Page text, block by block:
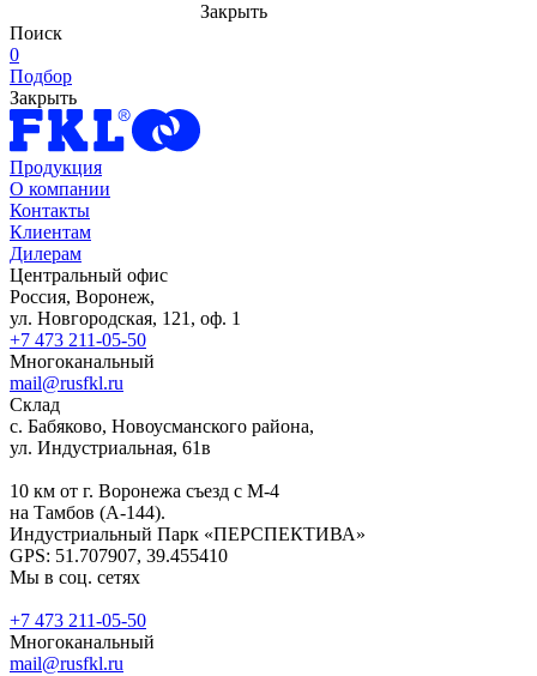
Закрыть
Поиск
0
Подбор
Закрыть
Продукция
О компании
Контакты
Клиентам
Дилерам
Центральный офис
Россия, Воронеж,
ул. Новгородская, 121, оф. 1
+7 473 211-05-50
Многоканальный
mail@rusfkl.ru
Склад
с. Бабяково, Новоусманского района,
ул. Индустриальная, 61в
10 км от г. Воронежа съезд с М-4
на Тамбов (А-144).
Индустриальный Парк «ПЕРСПЕКТИВА»
GPS: 51.707907, 39.455410
Мы в соц. сетях
+7 473 211-05-50
Многоканальный
mail@rusfkl.ru